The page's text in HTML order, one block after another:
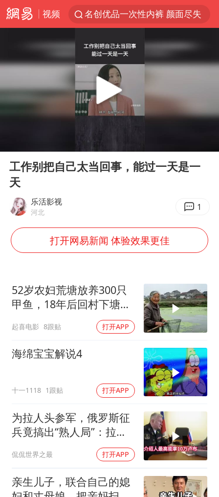
视频
名创优品一次性内裤 颜面尽失
伊斯兰版北约来了吗
云南一地村民过火把节意外灼伤16人
香港宏福苑火灾或由烟头引起
浙江台州《告全体市民书》
周末打虎 宋致远被查
万岁山接盘烂尾恒大文旅城
习近平心系体育强国建设
Play
工作别把自己太当回事，能过一天是一
天
乐活影视
河北 1
打开网易新闻 体验效果更佳
52岁农妇荒塘放养300只
甲鱼，18年后回村下塘瞬
起喜电影 8跟贴 打开APP
海绵宝宝解说4
十一1118 1跟贴 打开APP
为拉人头参军，俄罗斯征
兵竟搞出“熟人局”：拉一
个人给8000块，不签字就
栽赃？
侃侃世界之最 打开APP
亲生儿子，联合自己的媳